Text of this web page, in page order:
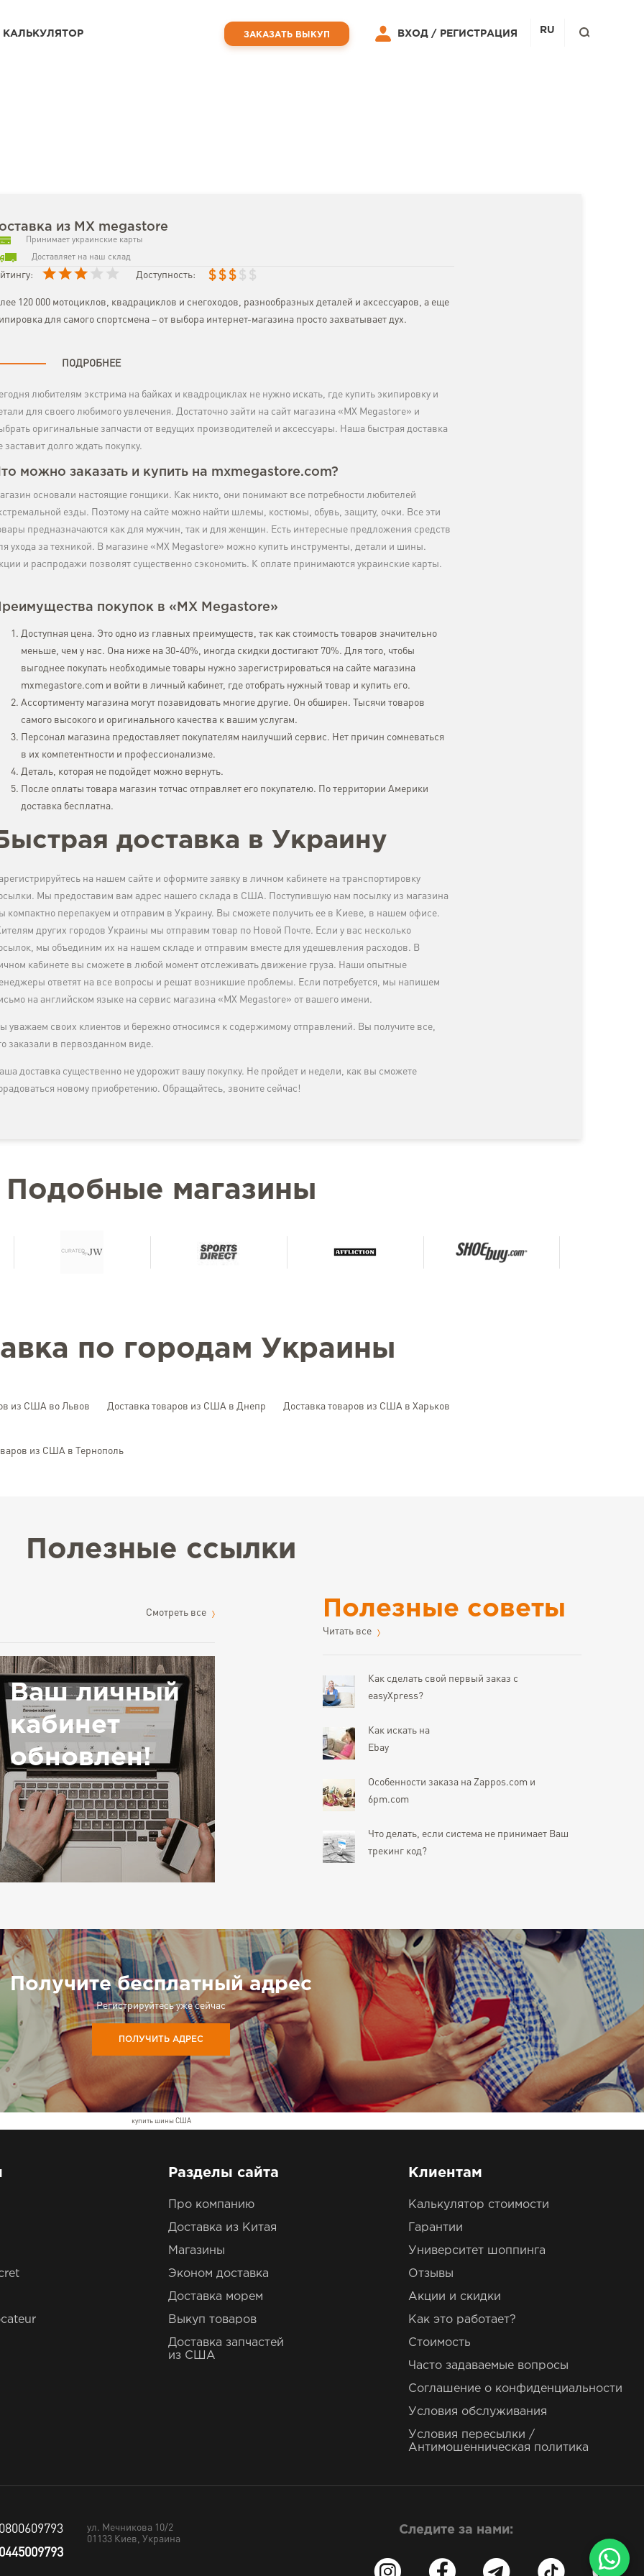
из MX megastore
Принимает украинские карты
Доставляет на наш склад
Доступность: $ $ $ $ $
120 000 мотоциклов, квадрациклов и снегоходов, разнообразных деталей и аксессуаров, а еще
для самого спортсмена – от выбора интернет-магазина просто захватывает дух.
ПОДРОБНЕЕ
любителям экстрима на байках и квадроциклах не нужно искать, где купить экипировку и
для своего любимого увлечения. Достаточно зайти на сайт магазина «MX Megastore» и
оригинальные запчасти от ведущих производителей и аксессуары. Наша быстрая доставка
заставит долго ждать покупку.
можно заказать и купить на mxmegastore.com?
основали настоящие гонщики. Как никто, они понимают все потребности любителей
езды. Поэтому на сайте можно найти шлемы, костюмы, обувь, защиту, очки. Все эти
предназначаются как для мужчин, так и для женщин. Есть интересные предложения средств
ухода за техникой. В магазине «MX Megastore» можно купить инструменты, детали и шины.
и распродажи позволят существенно сэкономить. К оплате принимаются украинские карты.
покупок в «MX Megastore»
Доступная цена. Это одно из главных преимуществ, так как стоимость товаров значительно
меньше, чем у нас. Она ниже на 30-40%, иногда скидки достигают 70%. Для того, чтобы
выгоднее покупать необходимые товары нужно зарегистрироваться на сайте магазина
mxmegastore.com и войти в личный кабинет, где отобрать нужный товар и купить его.
Ассортименту магазина могут позавидовать многие другие. Он обширен. Тысячи товаров
самого высокого и оригинального качества к вашим услугам.
Персонал магазина предоставляет покупателям наилучший сервис. Нет причин сомневаться
в их компетентности и профессионализме.
Деталь, которая не подойдет можно вернуть.
После оплаты товара магазин тотчас отправляет его покупателю. По территории Америки
доставка бесплатна.
доставка в Украину
на нашем сайте и оформите заявку в личном кабинете на транспортировку
Мы предоставим вам адрес нашего склада в США. Поступившую нам посылку из магазина
компактно перепакуем и отправим в Украину. Вы сможете получить ее в Киеве, в нашем офисе.
других городов Украины мы отправим товар по Новой Почте. Если у вас несколько
мы объединим их на нашем складе и отправим вместе для удешевления расходов. В
кабинете вы сможете в любой момент отслеживать движение груза. Наши опытные
ответят на все вопросы и решат возникшие проблемы. Если потребуется, мы напишем
на английском языке на сервис магазина «MX Megastore» от вашего имени.
уважаем своих клиентов и бережно относимся к содержимому отправлений. Вы получите все,
заказали в первозданном виде.
доставка существенно не удорожит вашу покупку. Не пройдет и недели, как вы сможете
новому приобретению. Обращайтесь, звоните сейчас!
Подобные магазины
по городам Украины
из США во Львов Доставка товаров из США в Днепр Доставка товаров из США в Харьков
из США в Тернополь
Полезные ссылки
Cмотреть все
Ваш личный
кабинет
обновлен!
Полезные советы
Читать все
Как сделать свой первый заказ с
easyXpress?
Как искать на
Ebay
Особенности заказа на Zappos.com и
6pm.com
Что делать, если система не принимает Ваш
трекинг код?
Получите бесплатный адрес
Регистрируйтесь уже сейчас
ПОЛУЧИТЬ АДРЕС
КАЛЬКУЛЯТОР ЗАКАЗАТЬ ВЫКУП ВХОД / РЕГИСТРАЦИЯ RU
купить шины США
Разделы сайта
Про компанию
Доставка из Китая
Магазины
Эконом доставка
Доставка морем
Выкуп товаров
Доставка запчастей
из США
Клиентам
Калькулятор стоимости
Гарантии
Университет шоппинга
Отзывы
Акции и скидки
Как это работает?
Стоимость
Часто задаваемые вопросы
Соглашение о конфиденциальности
Условия обслуживания
Условия пересылки /
Антимошенническая политика
0800609793
0445009793
ул. Мечникова 10/2
01133 Киев, Украина
Следите за нами: